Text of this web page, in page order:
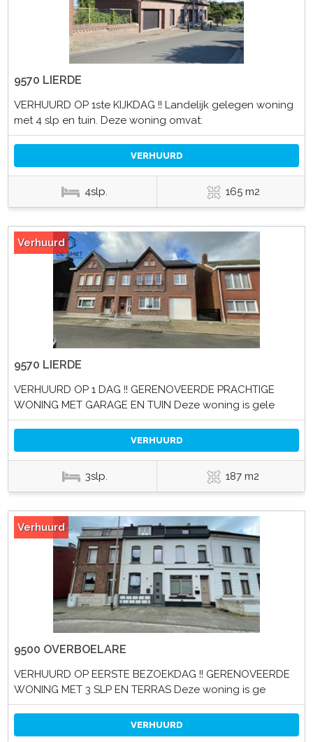
9570 LIERDE
VERHUURD OP 1ste KIJKDAG !! Landelijk gelegen woning
met 4 slp en tuin. Deze woning omvat:
VERHUURD
4slp. 165 m2
Verhuurd
9570 LIERDE
VERHUURD OP 1 DAG !! GERENOVEERDE PRACHTIGE
WONING MET GARAGE EN TUIN Deze woning is gele
VERHUURD
3slp. 187 m2
Verhuurd
9500 OVERBOELARE
VERHUURD OP EERSTE BEZOEKDAG !! GERENOVEERDE
WONING MET 3 SLP EN TERRAS Deze woning is ge
VERHUURD